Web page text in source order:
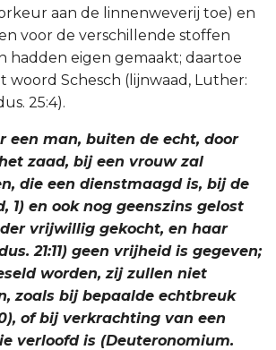
aan de linnenweverij toe) en
voor de verschillende stoffen
hadden eigen gemaakt; daartoe
woord Schesch (lijnwaad, Luther:
25:4).
een man, buiten de echt, door
zaad, bij een vrouw zal
die een dienstmaagd is, bij de
1) en ook nog geenszins gelost
vrijwillig gekocht, en haar
21:11) geen vrijheid is gegeven;
worden, zij zullen niet
zoals bij bepaalde echtbreuk
of bij verkrachting van een
verloofd is (Deuteronomium.